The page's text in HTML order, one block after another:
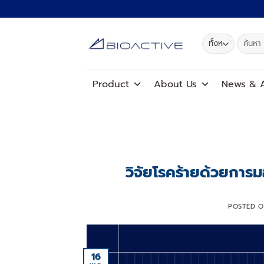
ไป
ค้นหา:
Product About Us News &
วิจัยโรคร้ายด้วยกา
POSTED
16